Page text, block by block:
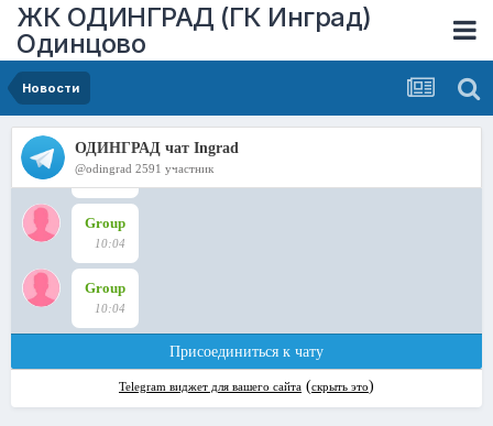
ЖК ОДИНГРАД (ГК Инград)
Одинцово
Новости